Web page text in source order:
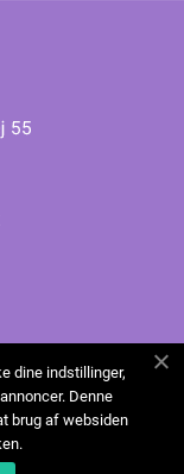
dine indstillinger,
Denne
brug af websiden